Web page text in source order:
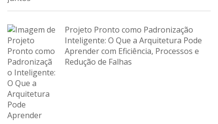
Projeto Pronto como Padronização
Inteligente: O Que a Arquitetura Pode
Aprender com Eficiência, Processos e
Redução de Falhas